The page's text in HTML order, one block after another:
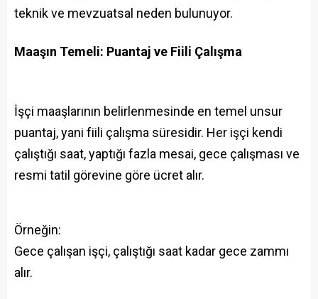
teknik ve mevzuatsal neden bulunuyor.
Maaşın Temeli: Puantaj ve Fiili Çalışma
İşçi maaşlarının belirlenmesinde en temel unsur
puantaj, yani fiili çalışma süresidir. Her işçi kendi
çalıştığı saat, yaptığı fazla mesai, gece çalışması ve
resmi tatil görevine göre ücret alır.
Örneğin:
Gece çalışan işçi, çalıştığı saat kadar gece zammı
alır.